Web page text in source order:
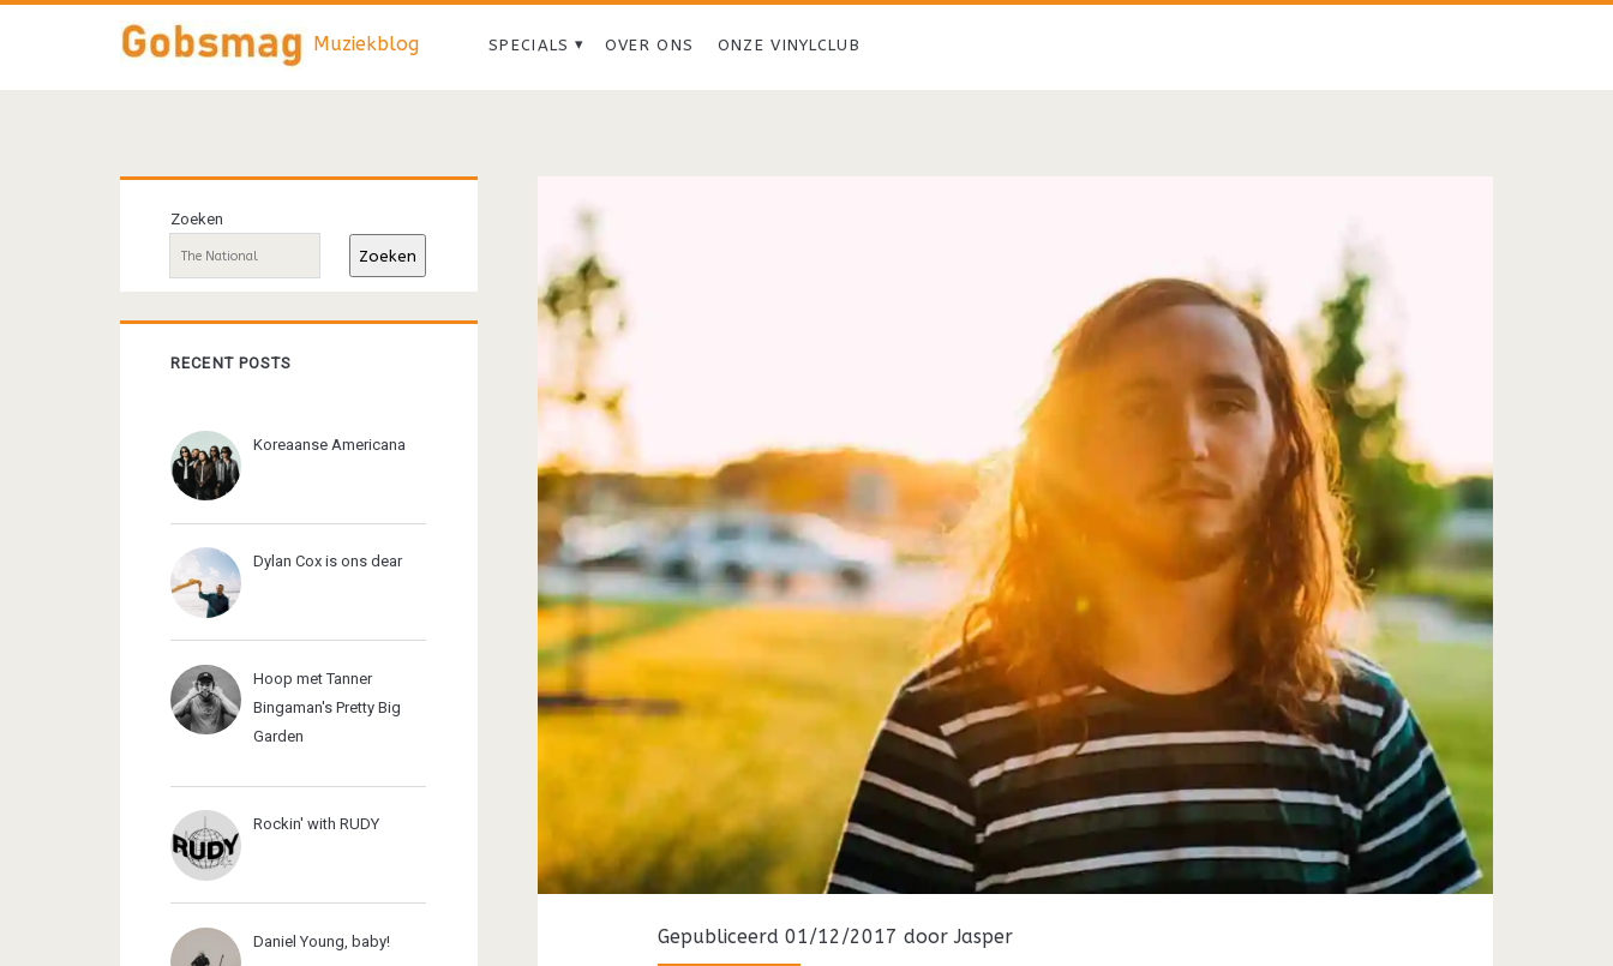
Muziekblog SPECIALS OVER ONS ONZE VINYLCLUB
<span>Ben
Gibbard</span>
Gepubliceerd 01/12/2017 doorJasper
Primaire
sidebar
Zoeken
Zoeken
RECENT POSTS
Koreaanse Americana
Dylan Cox is ons dear
Hoop met Tanner
Bingaman's Pretty Big
Garden
Rockin' with RUDY
Daniel Young, baby!